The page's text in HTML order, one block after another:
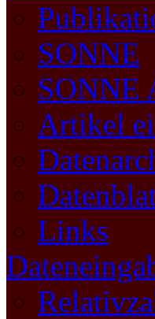
SONNE
SONNE
Artikel
Links